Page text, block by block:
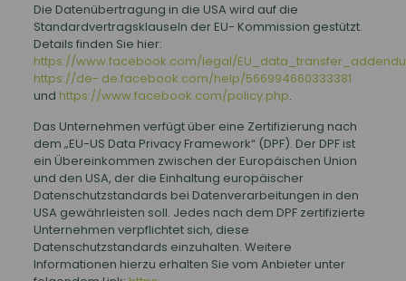
Die Datenübertragung in die USA wird auf die
Standardvertragsklauseln der EU- Kommission gestützt.
Details finden Sie hier:
https://www.facebook.com/legal/
https://de- de.facebook.com/help/566994660333381
und https://www.facebook.com/policy.php.
Das Unternehmen verfügt über eine Zertifizierung nach
dem „EU-US Data Privacy Framework“ (DPF). Der DPF ist
ein Übereinkommen zwischen der Europäischen Union
und den USA, der die Einhaltung europäischer
Datenschutzstandards bei Datenverarbeitungen in den
USA gewährleisten soll. Jedes nach dem DPF zertifizierte
Unternehmen verpflichtet sich, diese
Datenschutzstandards einzuhalten. Weitere
Informationen hierzu erhalten Sie vom Anbieter unter